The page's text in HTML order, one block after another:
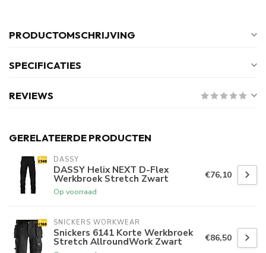
PRODUCTOMSCHRIJVING
SPECIFICATIES
REVIEWS
GERELATEERDE PRODUCTEN
DASSY
DASSY Helix NEXT D-Flex
Werkbroek Stretch Zwart
Op voorraad
€76,10
SNICKERS WORKWEAR
Snickers 6141 Korte Werkbroek
Stretch AllroundWork Zwart €86,50